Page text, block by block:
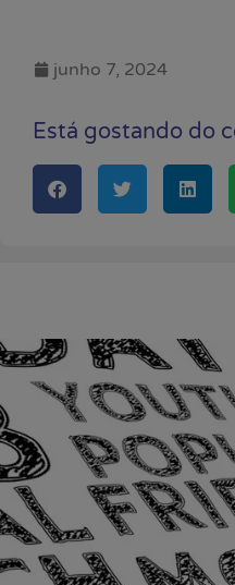
junho 7, 2024
Está gostando do